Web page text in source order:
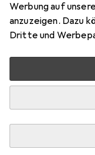
Werbung auf
anzuzeigen. Dazu
Dritte und
Bewertungen
Mehr als 10
Lieferort
StockNet Connect